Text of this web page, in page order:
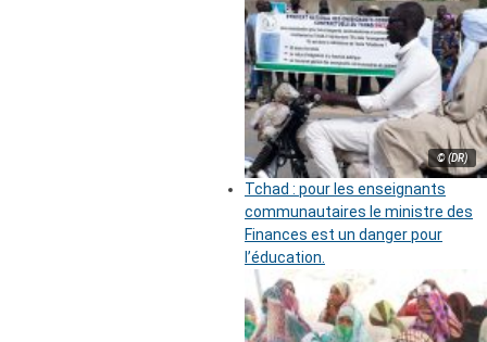
© (DR)
Tchad : pour les enseignants
communautaires le ministre des
Finances est un danger pour
l’éducation.